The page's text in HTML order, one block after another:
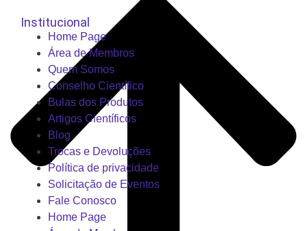
Institucional
Home Page
Área de Membros
Quem Somos
Conselho Científico
Bulas dos Produtos
Artigos Científicos
Blog
Trocas e Devoluções
Política de privacidade
Solicitação de Eventos
Fale Conosco
Home Page